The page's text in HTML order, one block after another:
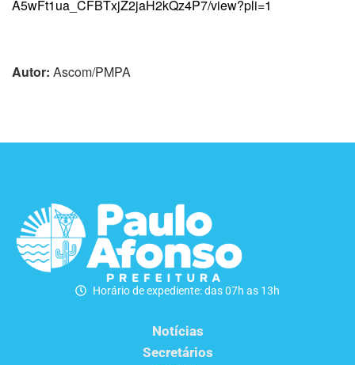
A5wFt1ua_CFBTxjZ2jaH2kQz4P7/view?pli=1
Autor: Ascom/PMPA
Horário de expediente: das 07h as 13h
Notícias
Secretários